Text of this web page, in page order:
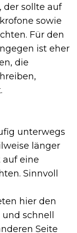
der sollte auf
sowie
Für den
ist eher
die
unterwegs
länger
auf eine
Sinnvoll
hier den
schnell
Seite